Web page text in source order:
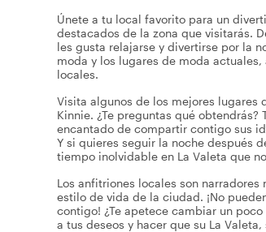
Únete a tu local favorito para un
destacados de la zona que visitarás.
les gusta relajarse y divertirse por la
moda y los lugares de moda
locales.
Visita algunos de los mejores
Kinnie. ¿Te preguntas qué
encantado de compartir contigo sus
Y si quieres seguir la noche después
tiempo inolvidable en La Valeta que
Los anfitriones locales son
estilo de vida de la ciudad. ¡No
contigo! ¿Te apetece cambiar un
a tus deseos y hacer que su La Valeta,